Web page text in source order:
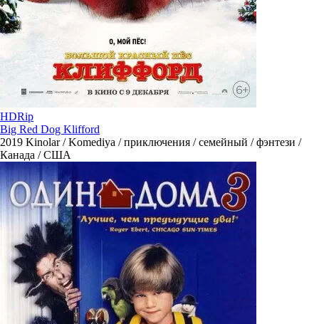
HDRip
Big Red Dog Klifford
2019 Kinolar / Komediya / приключения / семейный / фэнтези /
Канада / США